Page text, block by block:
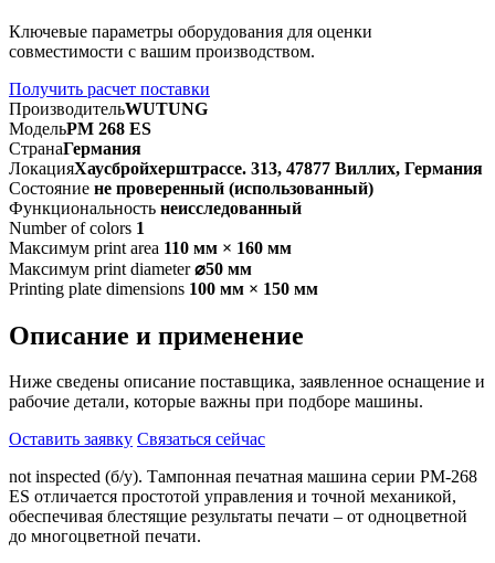
Ключевые параметры оборудования для оценки
совместимости с вашим производством.
Получить расчет поставки
ПроизводительWUTUNG
МодельPM 268 ES
СтранаГермания
ЛокацияХаусбройхерштрассе. 313, 47877 Виллих, Германия
Состояние не проверенный (использованный)
Функциональность неисследованный
Number of colors 1
Максимум print area 110 мм × 160 мм
Максимум print diameter ⌀50 мм
Printing plate dimensions 100 мм × 150 мм
Описание и применение
Ниже сведены описание поставщика, заявленное оснащение и
рабочие детали, которые важны при подборе машины.
Оставить заявку Связаться сейчас
not inspected (б/у). Тампонная печатная машина серии PM-268
ES отличается простотой управления и точной механикой,
обеспечивая блестящие результаты печати – от одноцветной
до многоцветной печати.